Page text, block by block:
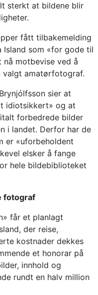
sterkt at bildene blir
fått tilbakemelding
som «for gode til
motbevise ved å
valgt amatørfotograf.
sier at
idiotsikkert» og at
forbedrede bilder
i landet. Derfor har de
er «uforbeholdent
elsker å fange
hele bildebiblioteket
fotograf
får et planlagt
der reise,
kostnader dekkes
et honorar på
innhold og
rundt en halv million